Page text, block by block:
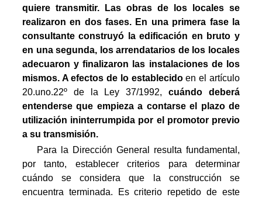
quiere transmitir. Las obras de los locales se
realizaron en dos fases. En una primera fase la
consultante construyó la edificación en bruto y
en una segunda, los arrendatarios de los locales
adecuaron y finalizaron las instalaciones de los
mismos. A efectos de lo establecidoen el artículo
20.uno.22º de la Ley 37/1992,cuándo deberá
entenderse que empieza a contarse el plazo de
utilización ininterrumpida por el promotor previo
a su transmisión.
Para la Dirección General resulta fundamental,
por tanto, establecer criterios para determinar
cuándo se considera que la construcción se
encuentra terminada. Es criterio repetido de este